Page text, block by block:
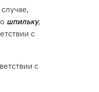
шпильку,
с
с